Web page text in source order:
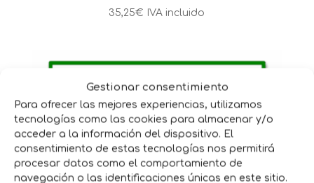
Gestionar consentimiento
Para ofrecer las mejores experiencias, utilizamos
tecnologías como las cookies para almacenar y/o
acceder a la información del dispositivo. El
consentimiento de estas tecnologías nos permitirá
procesar datos como el comportamiento de
navegación o las identificaciones únicas en este sitio.
35,25€ IVA incluido